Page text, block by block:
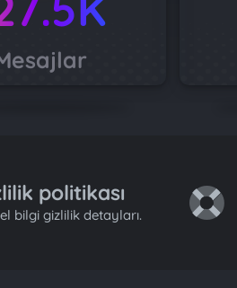
politikası
bilgi gizlilik detayları.